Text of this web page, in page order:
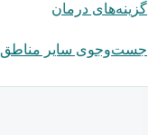
گزینه‌های درمان
جست‌وجوی سایر مناطق